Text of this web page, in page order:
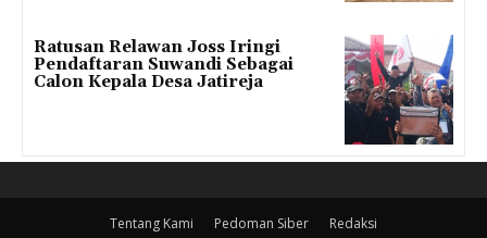
Ratusan Relawan Joss Iringi
Pendaftaran Suwandi Sebagai
Calon Kepala Desa Jatireja
Tentang Kami Pedoman Siber Redaksi